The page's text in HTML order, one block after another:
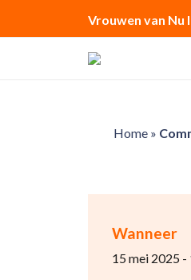
Vrouwen van Nu
Home»
Wanneer
15 mei 2025 -